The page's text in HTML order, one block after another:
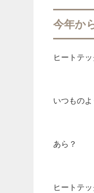
今年か
ヒートテ
いつもの
あら？
ヒートテ